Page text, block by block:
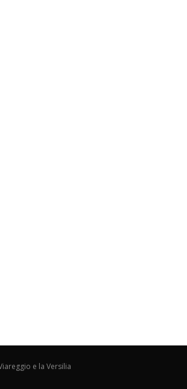
e la Versilia